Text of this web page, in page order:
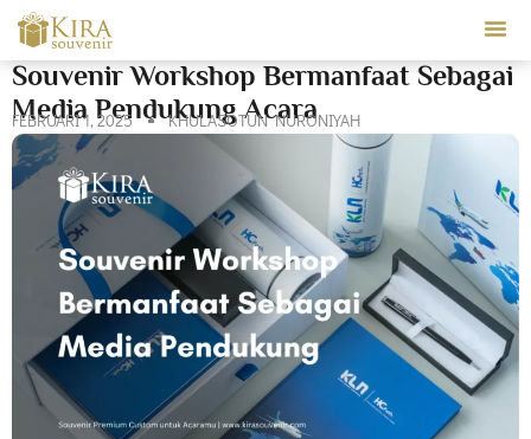
Souvenir Workshop Bermanfaat Sebagai
Media Pendukung Acara
FEBRUARI 1, 2025 KHULASOTUN NURONIYAH